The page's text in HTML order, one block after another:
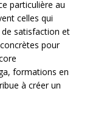
particulière au
celles qui
satisfaction et
pour
formations en
à créer un